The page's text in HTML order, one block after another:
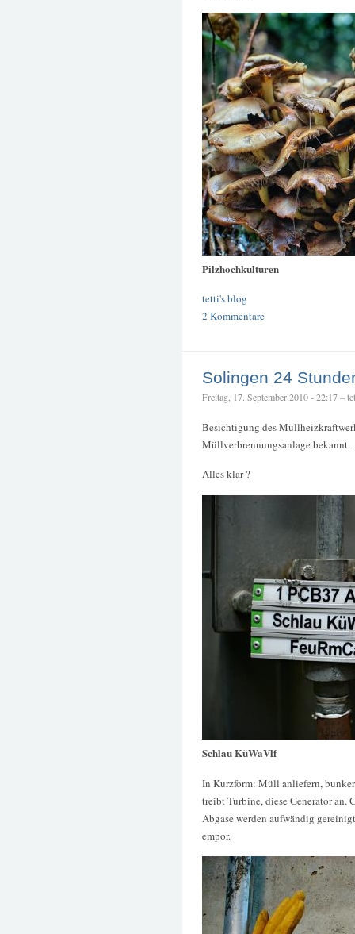
Pilzhochkulturen
tetti's blog
2 Kommentare
Solingen 24
Freitag, 17. September 2010 - 22:17 –
Besichtigung des
Müllverbrennungsanlage bekannt.
Alles klar ?
Schlau KüWaVlf
In Kurzform: Müll anliefern,
treibt Turbine, diese Generator an.
Abgase werden aufwändig
empor.